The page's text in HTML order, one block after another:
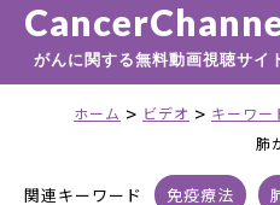
がんに関する無料動画視聴サイ
ホーム > ビデオ > キーワー
肺
関連キーワード 免疫療法